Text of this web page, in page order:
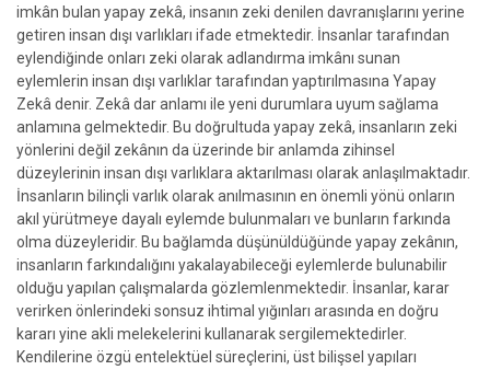
imkân bulan yapay zekâ, insanın zeki denilen davranışlarını yerine
getiren insan dışı varlıkları ifade etmektedir. İnsanlar tarafından
eylendiğinde onları zeki olarak adlandırma imkânı sunan
eylemlerin insan dışı varlıklar tarafından yaptırılmasına Yapay
Zekâ denir. Zekâ dar anlamı ile yeni durumlara uyum sağlama
anlamına gelmektedir. Bu doğrultuda yapay zekâ, insanların zeki
yönlerini değil zekânın da üzerinde bir anlamda zihinsel
düzeylerinin insan dışı varlıklara aktarılması olarak anlaşılmaktadır.
İnsanların bilinçli varlık olarak anılmasının en önemli yönü onların
akıl yürütmeye dayalı eylemde bulunmaları ve bunların farkında
olma düzeyleridir. Bu bağlamda düşünüldüğünde yapay zekânın,
insanların farkındalığını yakalayabileceği eylemlerde bulunabilir
olduğu yapılan çalışmalarda gözlemlenmektedir. İnsanlar, karar
verirken önlerindeki sonsuz ihtimal yığınları arasında en doğru
kararı yine akli melekelerini kullanarak sergilemektedirler.
Kendilerine özgü entelektüel süreçlerini, üst bilişsel yapıları